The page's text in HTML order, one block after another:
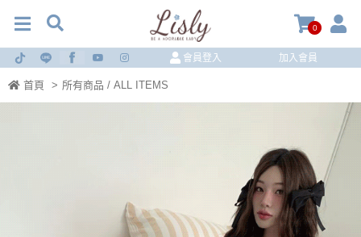
0
會員登入 加入會員
首頁 > 所有商品 / ALL ITEMS